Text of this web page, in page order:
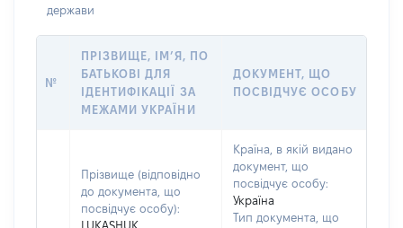
держави
№
ПРІЗВИЩЕ, ІМ’Я, ПО
БАТЬКОВІ ДЛЯ
ІДЕНТИФІКАЦІЇ ЗА
МЕЖАМИ УКРАЇНИ
ДОКУМЕНТ, ЩО
ПОСВІДЧУЄ ОСОБУ
Прізвище (відповідно
до документа, що
посвідчує особу):
LUKASHUK
Країна, в якій видано
документ, що
посвідчує особу:
Україна
Тип документа, що